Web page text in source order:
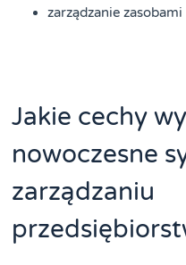
zarządzanie
Jakie cechy
nowoczesne
zarządzaniu